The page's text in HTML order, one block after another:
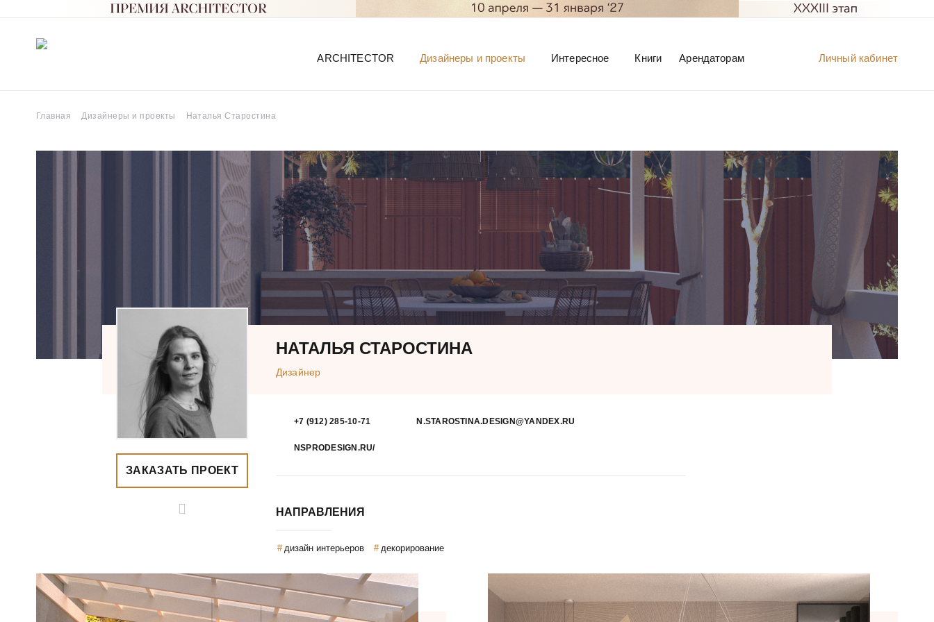
Личный кабинет
ARCHITECTOR Дизайнеры и проекты Интересное Книги Арендаторам
Главная Дизайнеры и проекты Наталья Старостина
НАТАЛЬЯ СТАРОСТИНА
Дизайнер
ЗАКАЗАТЬ ПРОЕКТ
+7 (912) 285-10-71 N.STAROSTINA.DESIGN@YANDEX.RU
NSPRODESIGN.RU/
НАПРАВЛЕНИЯ
дизайн интерьеров декорирование